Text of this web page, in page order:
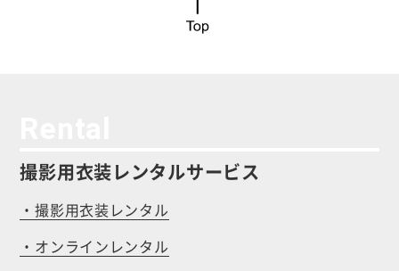
撮影用衣装レンタルサービス
・撮影用衣装レンタル
・オンラインレンタル